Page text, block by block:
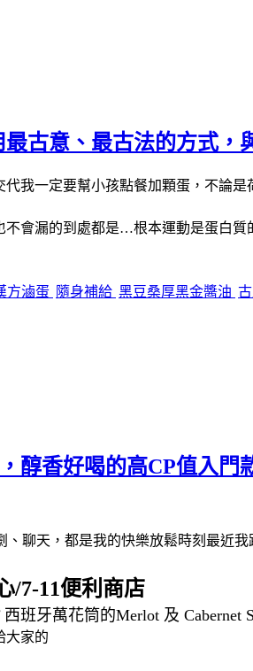
古意、最古法的方式，
我一定要幫小孩點餐加顆蛋，不論是
會漏的到處都是…根本運動是蛋白質
方滷蛋 隨身補給 黑豆桑厚黑金醬油
醇香好喝的高CP值入
聊天，都是我的快樂放鬆時刻最近
/7-11便利商店
牙萬花筒的Merlot 及 Cabernet
大家的